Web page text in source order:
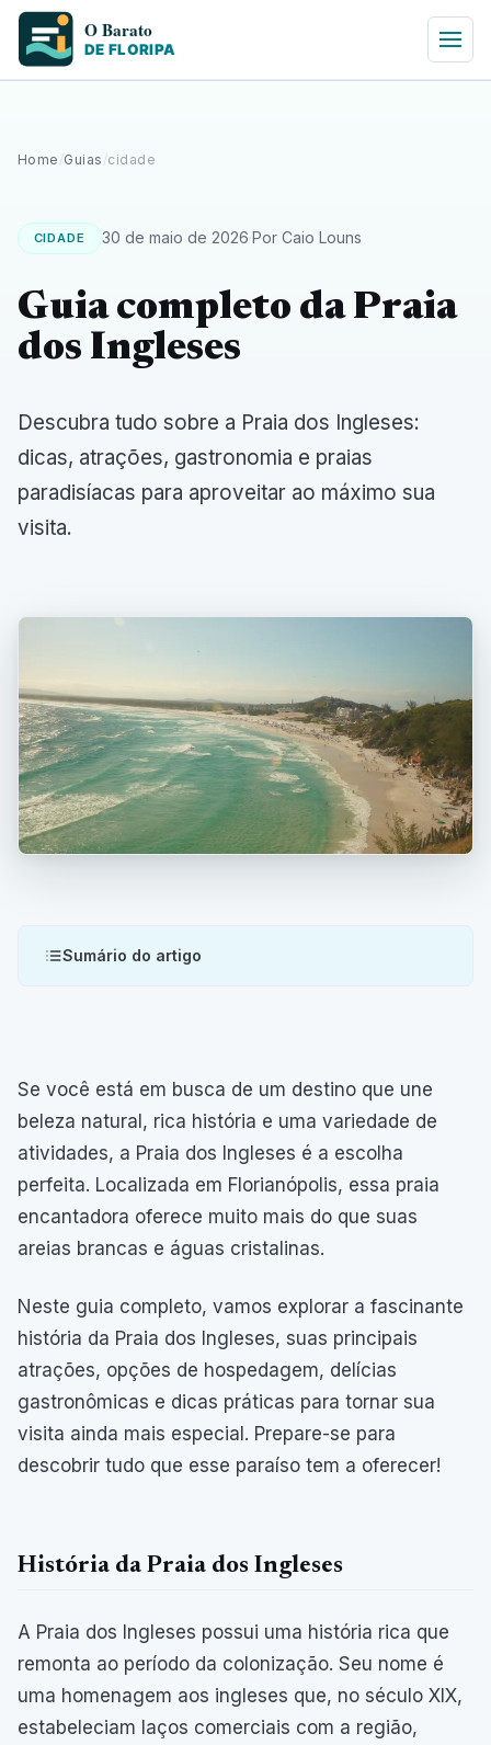
Home /Guias /cidade
CIDADE 30 de maio de 2026·Por Caio Louns
Guia completo da Praia
dos Ingleses
Descubra tudo sobre a Praia dos Ingleses:
dicas, atrações, gastronomia e praias
paradisíacas para aproveitar ao máximo sua
visita.
Sumário do artigo
Se você está em busca de um destino que une
beleza natural, rica história e uma variedade de
atividades, a Praia dos Ingleses é a escolha
perfeita. Localizada em Florianópolis, essa praia
encantadora oferece muito mais do que suas
areias brancas e águas cristalinas.
Neste guia completo, vamos explorar a fascinante
história da Praia dos Ingleses, suas principais
atrações, opções de hospedagem, delícias
gastronômicas e dicas práticas para tornar sua
visita ainda mais especial. Prepare-se para
descobrir tudo que esse paraíso tem a oferecer!
História da Praia dos Ingleses
A Praia dos Ingleses possui uma história rica que
remonta ao período da colonização. Seu nome é
uma homenagem aos ingleses que, no século XIX,
estabeleciam laços comerciais com a região,